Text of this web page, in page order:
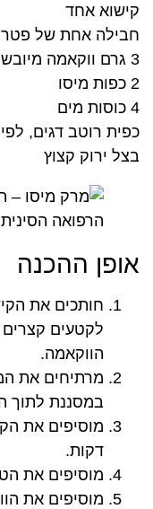
קישוא אחד
חבילה אחת של
3 גרם ווקאמה מיובשת
2 כפות מיסו
4 כוסות מים
כפית רוטב דגים, לפי
בצל ירוק קצוץ
אופן ההכנה
חותכים את
לקטעים
הווקאמה.
מרתיחים את
במסננת לתוך
דקות.
מוסיפים את
מוסיפים את הווקאמה